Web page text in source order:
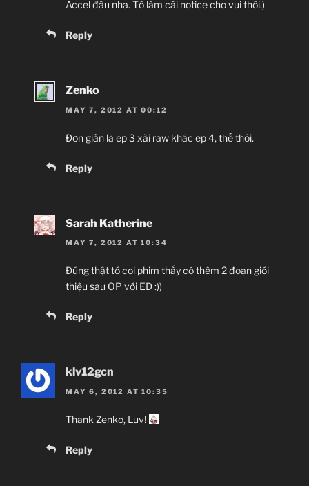
Accel đâu nha. Tớ làm cái notice cho vui thôi.)
Reply
Zenko
MAY 7, 2012 AT 00:12
Đơn giản là ep 3 xài raw khác ep 4, thế thôi.
Reply
Sarah Katherine
MAY 7, 2012 AT 10:34
Đúng thật tớ coi phim thấy có thêm 2 đoạn giới
thiệu sau OP với ED :))
Reply
klv12gcn
MAY 6, 2012 AT 10:35
Thank Zenko, Luv!
Reply